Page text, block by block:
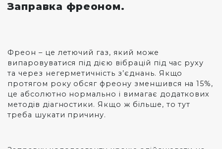
Заправка фреоном.
Фреон – це летючий газ, який може
випаровуватися під дією вібрацій під час руху
та через негерметичність з’єднань. Якщо
протягом року обсяг фреону зменшився на 15%,
це абсолютно нормально і вимагає додаткових
методів діагностики. Якщо ж більше, то тут
треба шукати причину.